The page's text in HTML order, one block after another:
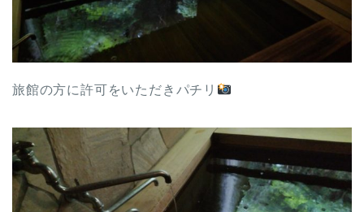
旅館の方に許可をいただきパチリ